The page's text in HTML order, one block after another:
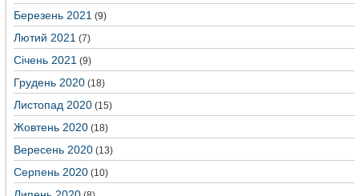
Березень 2021 (9)
Лютий 2021 (7)
Січень 2021 (9)
Грудень 2020 (18)
Листопад 2020 (15)
Жовтень 2020 (18)
Вересень 2020 (13)
Серпень 2020 (10)